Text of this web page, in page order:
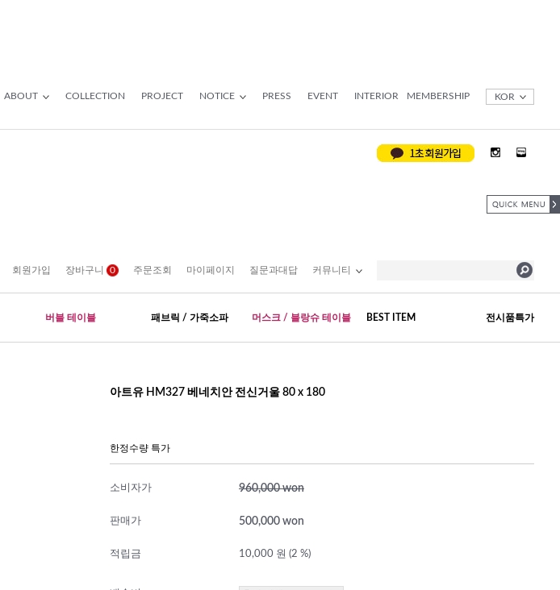
ABOUT COLLECTION PROJECT NOTICE PRESS EVENT INTERIOR MEMBERSHIP KOR
회원가입 장바구니 0 주문조회 마이페이지 질문과대답 커뮤니티
버블 테이블 패브릭 / 가죽소파 머스크 / 블랑슈 테이블 BEST ITEM 전시품특가
아트유 HM327 베네치안 전신거울 80 x 180
한정수량 특가
소비자가 960,000 won
판매가 500,000 won
적립금 10,000 원 (2 %)